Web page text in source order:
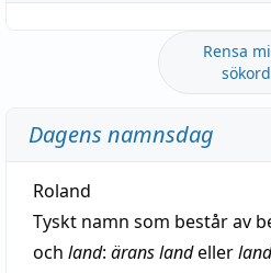
Rensa
sökord
Dagens namnsdag
Roland
Tyskt namn som består av
och land: ärans landeller